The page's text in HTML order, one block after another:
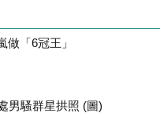
做「6冠王」
男騷群星拱照 (圖)